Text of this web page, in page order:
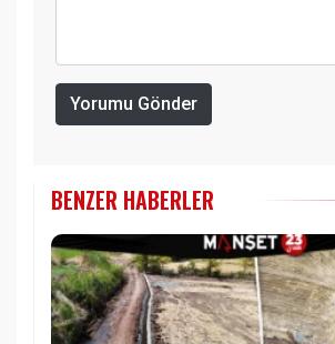
Yorumu Gönder
BENZER HABERLER